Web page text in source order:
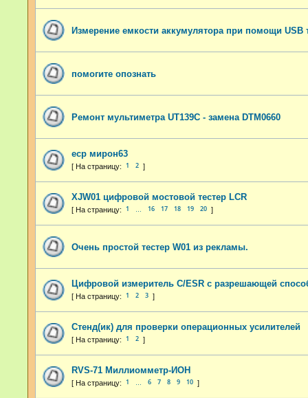
Измерение емкости аккумулятора при помощи USB
помогите опознать
Ремонт мультиметра UT139C - замена DTM0660
еср мирон63
1 2
XJW01 цифровой мостовой тестер LCR
1 16 17 18 19 20
Очень простой тестер W01 из рекламы.
Цифровой измеритель C/ESR с разрешающей
1 2 3
Стенд(ик) для проверки операционных усилителей
1 2
RVS-71 Миллиомметр-ИОН
1 6 7 8 9 10